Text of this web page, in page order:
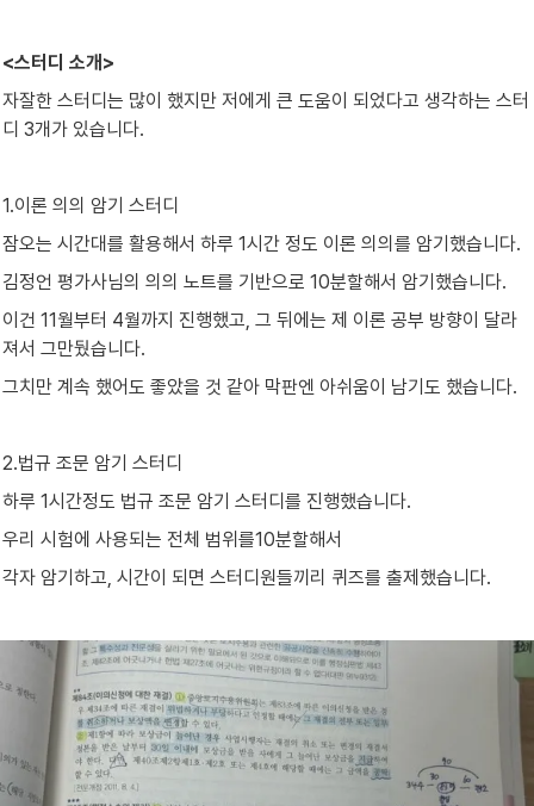
<스터디 소개>
자잘한 스터디는 많이 했지만 저에게 큰 도움이 되었다고 생각하는 스터
디 3개가 있습니다.
1.이론 의의 암기 스터디
잠오는 시간대를 활용해서 하루 1시간 정도 이론 의의를 암기했습니다.
김정언 평가사님의 의의 노트를 기반으로 10분할해서 암기했습니다.
이건 11월부터 4월까지 진행했고, 그 뒤에는 제 이론 공부 방향이 달라
져서 그만뒀습니다.
그치만 계속 했어도 좋았을 것 같아 막판엔 아쉬움이 남기도 했습니다.
2.법규 조문 암기 스터디
하루 1시간정도 법규 조문 암기 스터디를 진행했습니다.
우리 시험에 사용되는 전체 범위를10분할해서
각자 암기하고, 시간이 되면 스터디원들끼리 퀴즈를 출제했습니다.